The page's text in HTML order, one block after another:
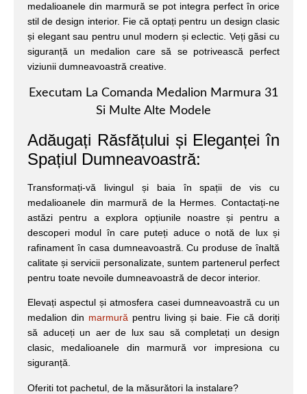
medalioanele din marmură se pot integra perfect în orice
stil de design interior. Fie că optați pentru un design clasic
și elegant sau pentru unul modern și eclectic. Veți găsi cu
siguranță un medalion care să se potrivească perfect
viziunii dumneavoastră creative.
Executam La Comanda Medalion Marmura 31
Si Multe Alte Modele
Adăugați Răsfățului și Eleganței în
Spațiul Dumneavoastră:
Transformați-vă livingul și baia în spații de vis cu
medalioanele din marmură de la Hermes. Contactați-ne
astăzi pentru a explora opțiunile noastre și pentru a
descoperi modul în care puteți aduce o notă de lux și
rafinament în casa dumneavoastră. Cu produse de înaltă
calitate și servicii personalizate, suntem partenerul perfect
pentru toate nevoile dumneavoastră de decor interior.
Elevați aspectul și atmosfera casei dumneavoastră cu un
medalion din marmură pentru living și baie. Fie că doriți
să aduceți un aer de lux sau să completați un design
clasic, medalioanele din marmură vor impresiona cu
siguranță.
Oferiti tot pachetul, de la măsurători la instalare?